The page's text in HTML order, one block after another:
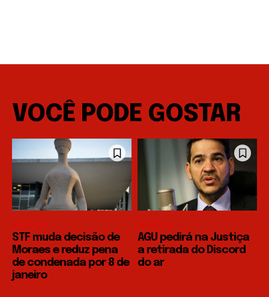
VOCÊ PODE GOSTAR
JUSTIÇA
STF muda decisão de
Moraes e reduz pena
de condenada por 8 de
janeiro
JUSTIÇA
AGU pedirá na Justiça
a retirada do Discord
do ar